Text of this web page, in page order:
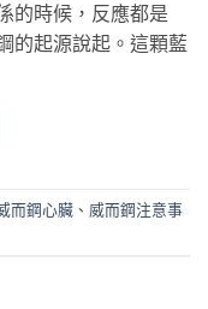
的時候，反應都是
的起源說起。這顆藍
而鋼心臟 、 威而鋼注意事